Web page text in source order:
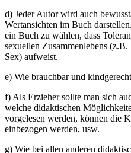
d) Jeder Autor wird auch
Wertansichten im Buch
ein Buch zu wählen, dass
sexuellen Zusammenlebens
Sex) aufweist.
e) Wie brauchbar und
f) Als Erzieher sollte man sich
welche didaktischen
vorgelesen werden, können die
einbezogen werden, usw.
g) Wie bei allen anderen